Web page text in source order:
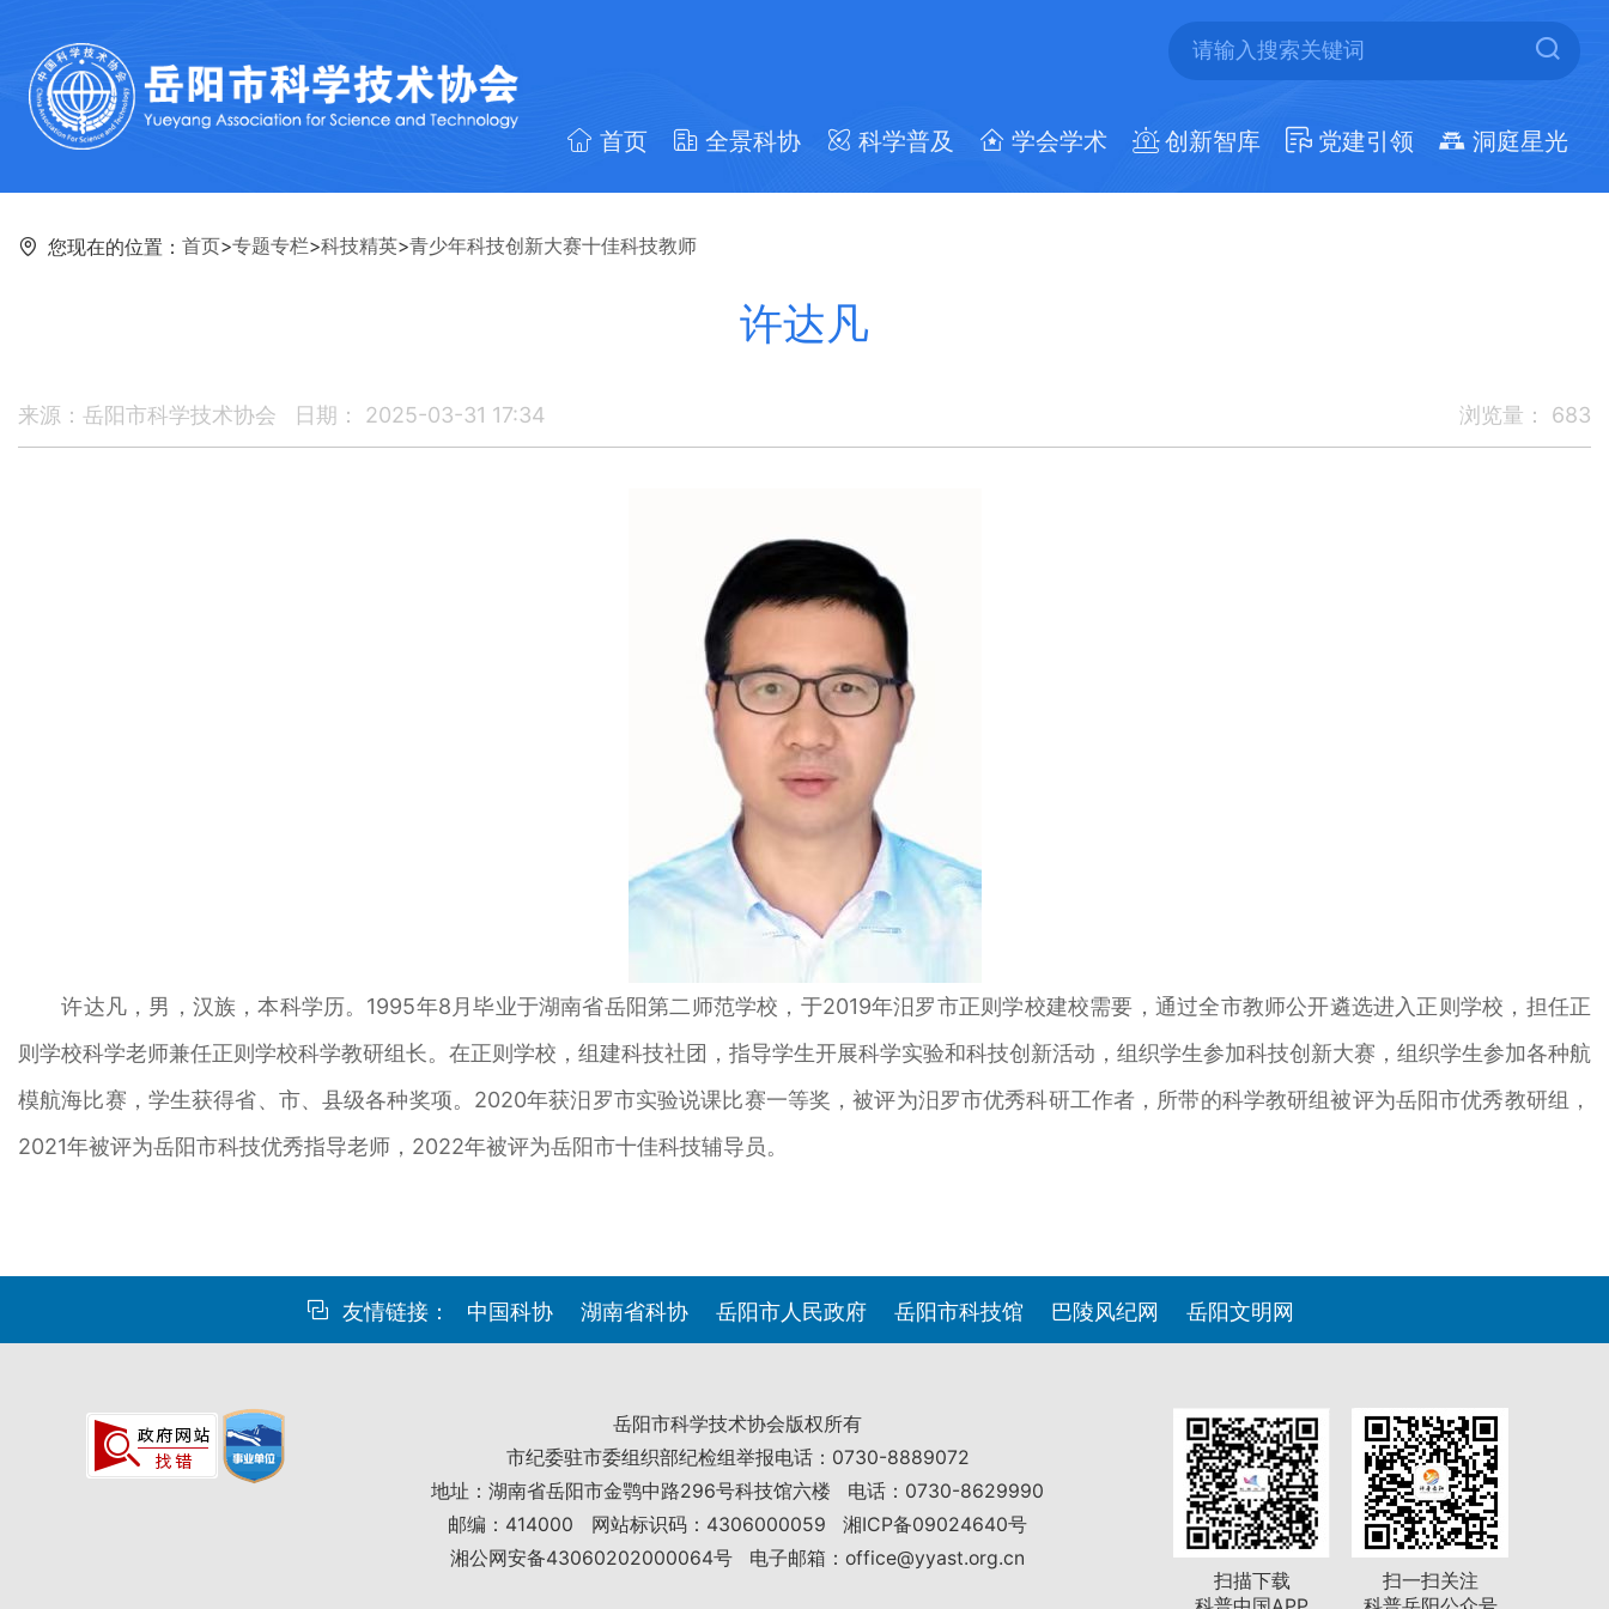
首页 全景科协 科学普及 学会学术 创新智库 党建引领 洞庭星光
您现在的位置： 首页>专题专栏>科技精英>青少年科技创新大赛十佳科技教师
许达凡
来源：岳阳市科学技术协会 日期： 2025-03-31 17:34 浏览量： 683
许达凡，男，汉族，本科学历。1995年8月毕业于湖南省岳阳第二师范学校，于2019年汨罗市正则学校建校需要，通过全市教师公开遴选进入正则学校，担任正
则学校科学老师兼任正则学校科学教研组长。在正则学校，组建科技社团，指导学生开展科学实验和科技创新活动，组织学生参加科技创新大赛，组织学生参加各种航
模航海比赛，学生获得省、市、县级各种奖项。2020年获汨罗市实验说课比赛一等奖，被评为汨罗市优秀科研工作者，所带的科学教研组被评为岳阳市优秀教研组，
2021年被评为岳阳市科技优秀指导老师，2022年被评为岳阳市十佳科技辅导员。
友情链接： 中国科协 湖南省科协 岳阳市人民政府 岳阳市科技馆 巴陵风纪网 岳阳文明网
岳阳市科学技术协会版权所有
市纪委驻市委组织部纪检组举报电话：0730-8889072
地址：湖南省岳阳市金鹗中路296号科技馆六楼
电话：0730-8629990
邮编：414000
网站标识码：4306000059
湘ICP备09024640号
湘公网安备43060202000064号
电子邮箱：office@yyast.org.cn
扫描下载
扫一扫关注